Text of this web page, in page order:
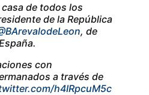
de todos los
de la República
, de
con
a través de
h4IRpcuM5c